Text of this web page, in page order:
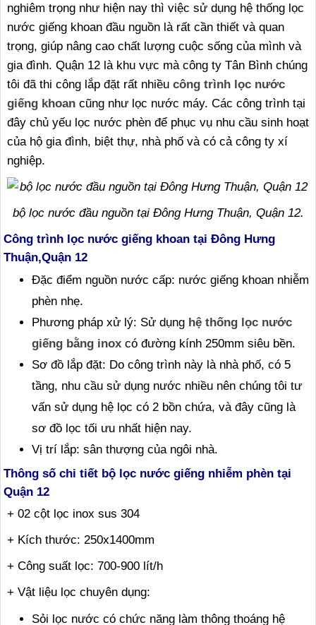
nghiêm trọng như hiện nay thì việc sử dụng hệ thống lọc
nước giếng khoan đầu nguồn là rất cần thiết và quan
trọng, giúp nâng cao chất lượng cuộc sống của mình và
gia đình. Quận 12 là khu vực mà công ty Tân Bình chúng
tôi đã thi công lắp đặt rất nhiều công trình lọc nước
giếng khoan cũng như lọc nước máy. Các công trình tại
đây chủ yếu lọc nước phèn để phục vụ nhu cầu sinh hoạt
của hộ gia đình, biệt thự, nhà phố và có cả công ty xí
nghiệp.
bộ lọc nước đầu nguồn tại Đông Hưng Thuận, Quận 12.
Công trình lọc nước giếng khoan tại Đông Hưng
Thuận,Quận 12
Đặc điểm nguồn nước cấp: nước giếng khoan nhiễm
phèn nhẹ.
Phương pháp xử lý: Sử dụng hệ thống lọc nước
giếng bằng inox có đường kính 250mm siêu bền.
Sơ đồ lắp đặt: Do công trình này là nhà phố, có 5
tầng, nhu cầu sử dụng nước nhiều nên chúng tôi tư
vấn sử dụng hệ lọc có 2 bồn chứa, và đây cũng là
sơ đồ lọc tối ưu nhất hiện nay.
Vị trí lắp: sân thượng của ngôi nhà.
Thông số chi tiết bộ lọc nước giếng nhiễm phèn tại
Quận 12
+ 02 cột lọc inox sus 304
+ Kích thước: 250x1400mm
+ Công suất lọc: 700-900 lít/h
+ Vật liệu lọc chuyên dụng:
Sỏi lọc nước có chức năng làm thông thoáng hệ